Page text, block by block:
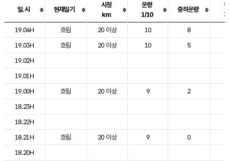
도시별 기상실황표로 지점, 날씨, 기온, 강수, 바람, 기압등을 안내한 표입
일.시 현재일기
시정
km
운량
1/10
중하운량
19.04H
흐림 20 이상 10 8
19.03H
흐림 20 이상 10 5
19.02H
19.01H
19.00H
흐림 20 이상 9 2
18.23H
18.22H
18.21H
흐림 20 이상 9 0
18.20H